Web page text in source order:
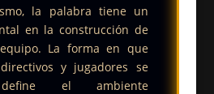
la palabra tiene un
en la construcción de
La forma en que
y jugadores se
define el ambiente